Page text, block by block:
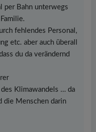
per Bahn unterwegs
fehlendes Personal,
etc. aber auch überall
du da verändernd
Klimawandels … da
die Menschen darin